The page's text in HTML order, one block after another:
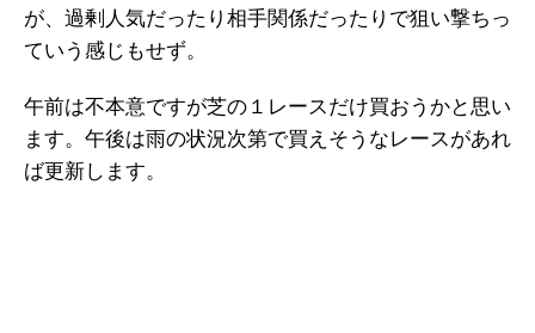
が、過剰人気だったり相手関係だったりで狙い撃ちっ
ていう感じもせず。
午前は不本意ですが芝の１レースだけ買おうかと思い
ます。午後は雨の状況次第で買えそうなレースがあれ
ば更新します。